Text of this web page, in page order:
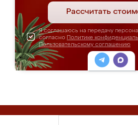
Рассчитать
Я соглашаюсь на передачу
согласно Политике
Пользовательскому соглашению